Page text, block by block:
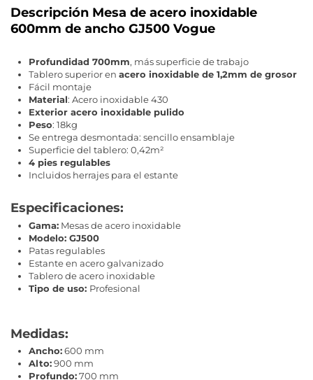
Descripción Mesa de acero inoxidable
600mm de ancho GJ500 Vogue
Profundidad 700mm, más superficie de trabajo
Tablero superior en acero inoxidable de 1,2mm de grosor
Fácil montaje
Material: Acero inoxidable 430
Exterior acero inoxidable pulido
Peso: 18kg
Se entrega desmontada: sencillo ensamblaje
Superficie del tablero: 0,42m²
4 pies regulables
Incluidos herrajes para el estante
Especificaciones:
Gama: Mesas de acero inoxidable
Modelo: GJ500
Patas regulables
Estante en acero galvanizado
Tablero de acero inoxidable
Tipo de uso: Profesional
Medidas:
Ancho:600 mm
Alto:900 mm
Profundo:700 mm